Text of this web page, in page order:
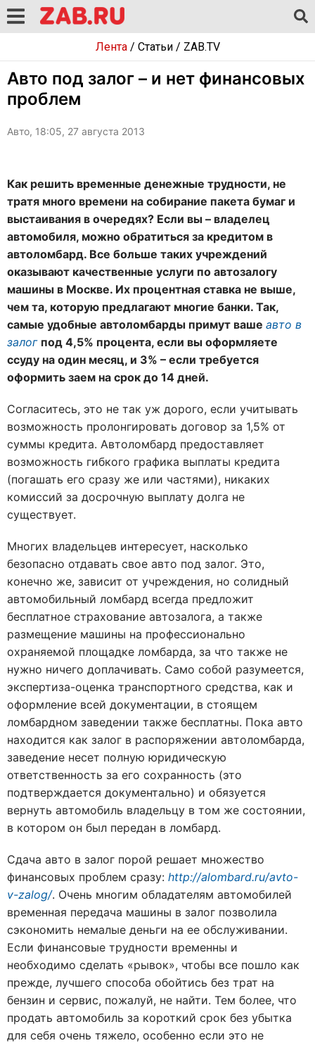
Лента/ Статьи/ ZAB.TV
Авто под залог – и нет финансовых
проблем
Авто, 18:05, 27 августа 2013
Как решить временные денежные трудности, не
тратя много времени на собирание пакета бумаг и
выстаивания в очередях? Если вы – владелец
автомобиля, можно обратиться за кредитом в
автоломбард. Все больше таких учреждений
оказывают качественные услуги по автозалогу
машины в Москве. Их процентная ставка не выше,
чем та, которую предлагают многие банки. Так,
самые удобные автоломбарды примут ваше авто в
залог под 4,5% процента, если вы оформляете
ссуду на один месяц, и 3% – если требуется
оформить заем на срок до 14 дней.
Согласитесь, это не так уж дорого, если учитывать
возможность пролонгировать договор за 1,5% от
суммы кредита. Автоломбард предоставляет
возможность гибкого графика выплаты кредита
(погашать его сразу же или частями), никаких
комиссий за досрочную выплату долга не
существует.
Многих владельцев интересует, насколько
безопасно отдавать свое авто под залог. Это,
конечно же, зависит от учреждения, но солидный
автомобильный ломбард всегда предложит
бесплатное страхование автозалога, а также
размещение машины на профессионально
охраняемой площадке ломбарда, за что также не
нужно ничего доплачивать. Само собой разумеется,
экспертиза-оценка транспортного средства, как и
оформление всей документации, в стоящем
ломбардном заведении также бесплатны. Пока авто
находится как залог в распоряжении автоломбарда,
заведение несет полную юридическую
ответственность за его сохранность (это
подтверждается документально) и обязуется
вернуть автомобиль владельцу в том же состоянии,
в котором он был передан в ломбард.
Сдача авто в залог порой решает множество
финансовых проблем сразу: http://alombard.ru/avto-
v-zalog/. Очень многим обладателям автомобилей
временная передача машины в залог позволила
сэкономить немалые деньги на ее обслуживании.
Если финансовые трудности временны и
необходимо сделать «рывок», чтобы все пошло как
прежде, лучшего способа обойтись без трат на
бензин и сервис, пожалуй, не найти. Тем более, что
продать автомобиль за короткий срок без убытка
для себя очень тяжело, особенно если это не